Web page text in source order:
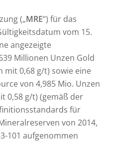
(„MRE“) für das
vom 15.
angezeigte
Millionen Unzen Gold
mit 0,68 g/t) sowie eine
von 4,985 Mio. Unzen
0,58 g/t) (gemäß der
für
von 2014,
101 aufgenommen